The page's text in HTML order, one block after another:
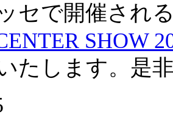
セで開催され
SHOW
たします。是